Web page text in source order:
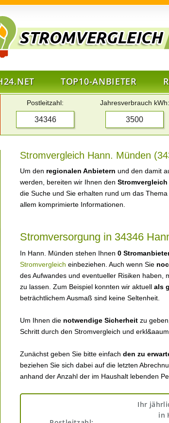
TOP10-ANBIETER
Postleitzahl: Jahresverbrauch kWh:
Stromvergleich Hann. Münden
Um den regionalen Anbietern und den damit
werden, bereiten wir Ihnen den
die Suche und Sie erhalten rund um das Thema
allem komprimierte Informationen.
Stromversorgung in 34346
In Hann. Münden stehen Ihnen 0
Stromvergleich einbeziehen. Auch wenn Sie
des Aufwandes und eventueller Risiken haben,
zu lassen. Zum Beispiel konnten wir aktuell als
beträchtlichem Ausmaß sind keine Seltenheit.
Um Ihnen die notwendige Sicherheit zu
Schritt durch den Stromvergleich und
Zunächst geben Sie bitte einfach den zu
beziehen Sie sich dabei auf die letzten
anhand der Anzahl der im Haushalt lebenden
Ihr
in